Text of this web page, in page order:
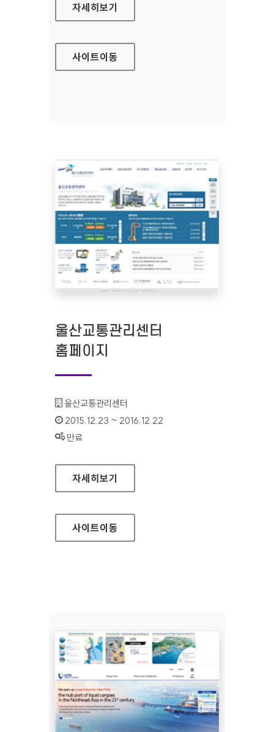
국립중앙도서관 홈페이지
자세히보기
사이트이동
울산교통관리센터
홈페이지
기관명 :
울산교통관리센터
인증기간 :
2015.12.23 ~ 2016.12.22
상태 :
만료
울산교통관리센터 홈페이지
자세히보기
사이트이동